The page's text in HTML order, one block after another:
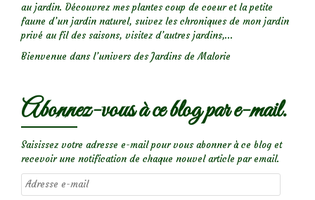
au jardin. Découvrez mes plantes coup de coeur et la petite
faune d’un jardin naturel, suivez les chroniques de mon jardin
privé au fil des saisons, visitez d’autres jardins,...
Bienvenue dans l’univers des Jardins de Malorie
Abonnez-vous à ce blog par e-mail.
Saisissez votre adresse e-mail pour vous abonner à ce blog et
recevoir une notification de chaque nouvel article par email.
Adresse
e-